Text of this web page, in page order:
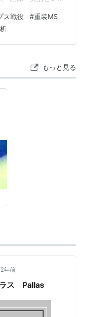
のか。 本記事で
の4点から、 パラ
徹底的に解き明か
、 グリプス戦役後
ス戦役 #重装MS
もっと見る
2年前
ス Pallas